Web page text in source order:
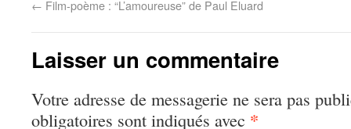
← Film-poème : “L’amoureuse” de Paul Eluard
Laisser un commentaire
Votre adresse de messagerie ne sera pas
obligatoires sont indiqués avec *